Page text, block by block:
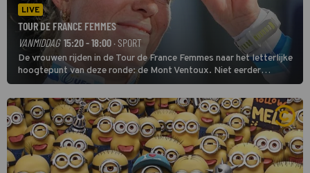
LIVE
TOUR DE FRANCE FEMMES
VANMIDDAG 15:20 - 18:00 · SPORT
De vrouwen rijden in de Tour de France Femmes naar het letterlijke
hoogtepunt van deze ronde: de Mont Ventoux. Niet eerder
finishten de vrouwen voor deze koers op deze kale col uit de
buitencategorie. De aanloop naar de slotklim is vlak.